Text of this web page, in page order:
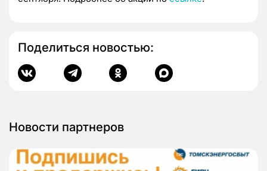
Поделиться новостью:
Новости партнеров